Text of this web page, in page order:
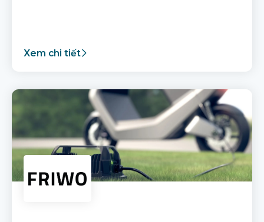
Xem chi tiết